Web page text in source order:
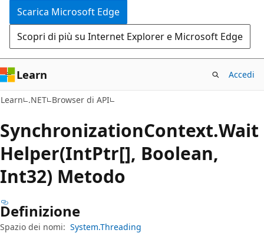
Scarica Microsoft Edge
Scopri di più su Internet Explorer e Microsoft Edge
Learn Accedi
Learn .NET Browser di API
SynchronizationContext.Wait
Helper(IntPtr[], Boolean,
Int32) Metodo
Definizione
Spazio dei nomi: System.Threading